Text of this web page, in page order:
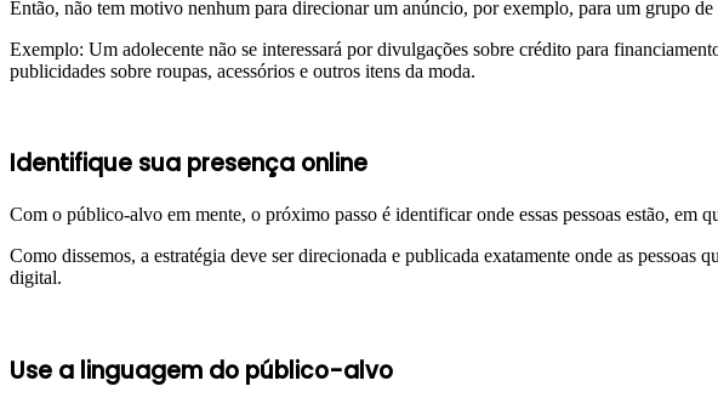
Então, não tem motivo nenhum para direcionar um anúncio, por exemplo, para um grupo de
Exemplo: Um adolecente não se interessará por divulgações sobre crédito para
publicidades sobre roupas, acessórios e outros itens da moda.
Identifique sua presença online
Com o público-alvo em mente, o próximo passo é identificar onde essas pessoas estão, em
Como dissemos, a estratégia deve ser direcionada e publicada exatamente onde as
digital.
Use a linguagem do público-alvo